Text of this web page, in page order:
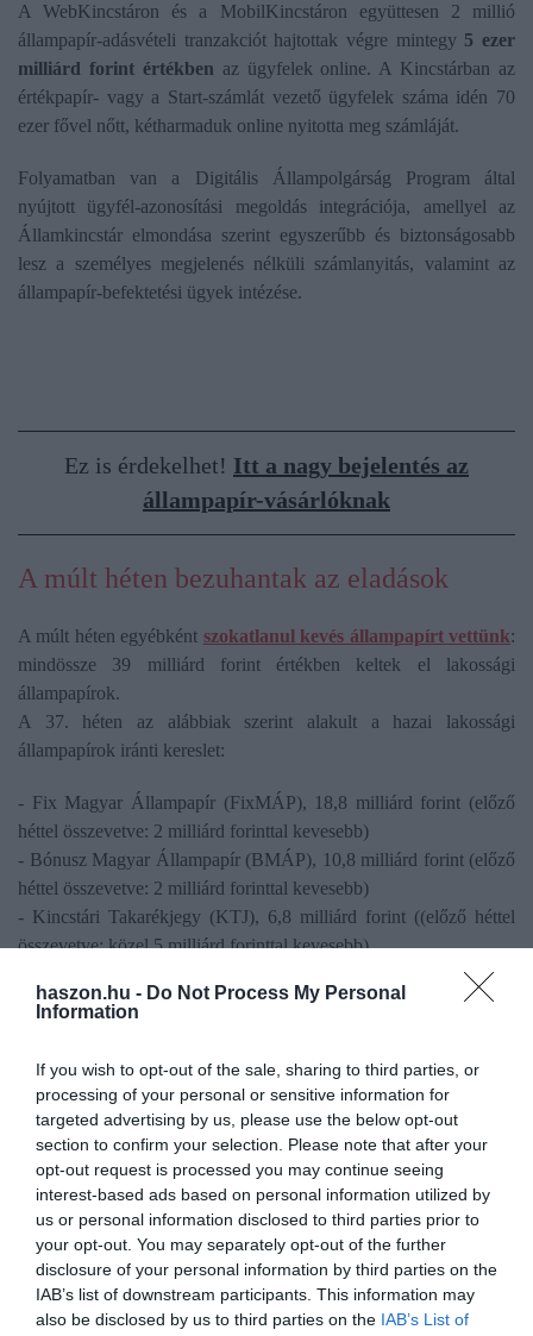
haszon.hu - Do Not Process My Personal
Information
If you wish to opt-out of the sale, sharing to third parties, or
processing of your personal or sensitive information for
targeted advertising by us, please use the below opt-out
section to confirm your selection. Please note that after your
opt-out request is processed you may continue seeing
interest-based ads based on personal information utilized by
us or personal information disclosed to third parties prior to
your opt-out. You may separately opt-out of the further
disclosure of your personal information by third parties on the
IAB’s list of downstream participants. This information may
also be disclosed by us to third parties on the IAB’s List of
A WebKincstáron és a MobilKincstáron együttesen 2 millió
állampapír-adásvételi tranzakciót hajtottak végre mintegy 5 ezer
milliárd forint értékben az ügyfelek online. A Kincstárban az
értékpapír- vagy a Start-számlát vezető ügyfelek száma idén 70
ezer fővel nőtt, kétharmaduk online nyitotta meg számláját.
Folyamatban van a Digitális Állampolgárság Program által
nyújtott ügyfél-azonosítási megoldás integrációja, amellyel az
Államkincstár elmondása szerint egyszerűbb és biztonságosabb
lesz a személyes megjelenés nélküli számlanyitás, valamint az
állampapír-befektetési ügyek intézése.
Ez is érdekelhet! Itt a nagy bejelentés az
állampapír-vásárlóknak
A múlt héten bezuhantak az eladások
A múlt héten egyébként szokatlanul kevés állampapírt vettünk:
mindössze 39 milliárd forint értékben keltek el lakossági
állampapírok.
A 37. héten az alábbiak szerint alakult a hazai lakossági
állampapírok iránti kereslet:
- Fix Magyar Állampapír (FixMÁP), 18,8 milliárd forint (előző
héttel összevetve: 2 milliárd forinttal kevesebb)
- Bónusz Magyar Állampapír (BMÁP), 10,8 milliárd forint (előző
héttel összevetve: 2 milliárd forinttal kevesebb)
- Kincstári Takarékjegy (KTJ), 6,8 milliárd forint ((előző héttel
összevetve: közel 5 milliárd forinttal kevesebb)
- Magyar Állampapír Plusz (MÁP Plusz), 3,7 milliárd forint (előző
héttel összevetve: 2 milliárd forinttal kevesebb)
(nagyjából megegyezik az előző hetivel)
Olvasd el ezt is!
Állampapír vagy bankbetét? Így érvel az
államadósságkezelő
Érdemes alaposabban megnézni a vonzó betéti
kamatokat